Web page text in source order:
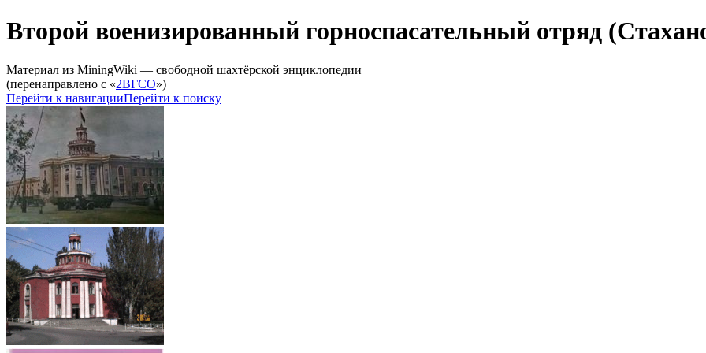
Второй военизированный горноспасательный отряд
Материал из MiningWiki — свободной шахтёрской энциклопедии
(перенаправлено с «2ВГСО»)
Перейти к навигацииПерейти к поиску